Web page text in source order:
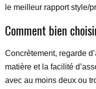
le meilleur rapport style/
Comment bien
Concrètement, regarde
matière et la facilité
avec au moins deux ou